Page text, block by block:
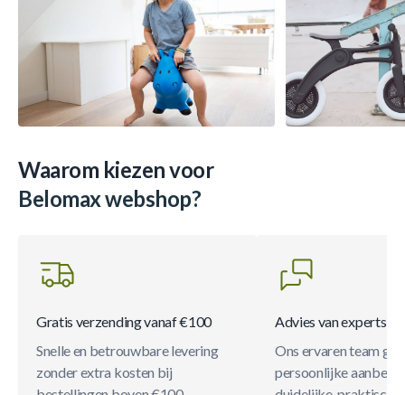
Waarom kiezen voor
Belomax webshop?
Gratis verzending vanaf €100
Snelle en betrouwbare levering
zonder extra kosten bij
Advies van experts
Ons ervaren team
persoonlijke